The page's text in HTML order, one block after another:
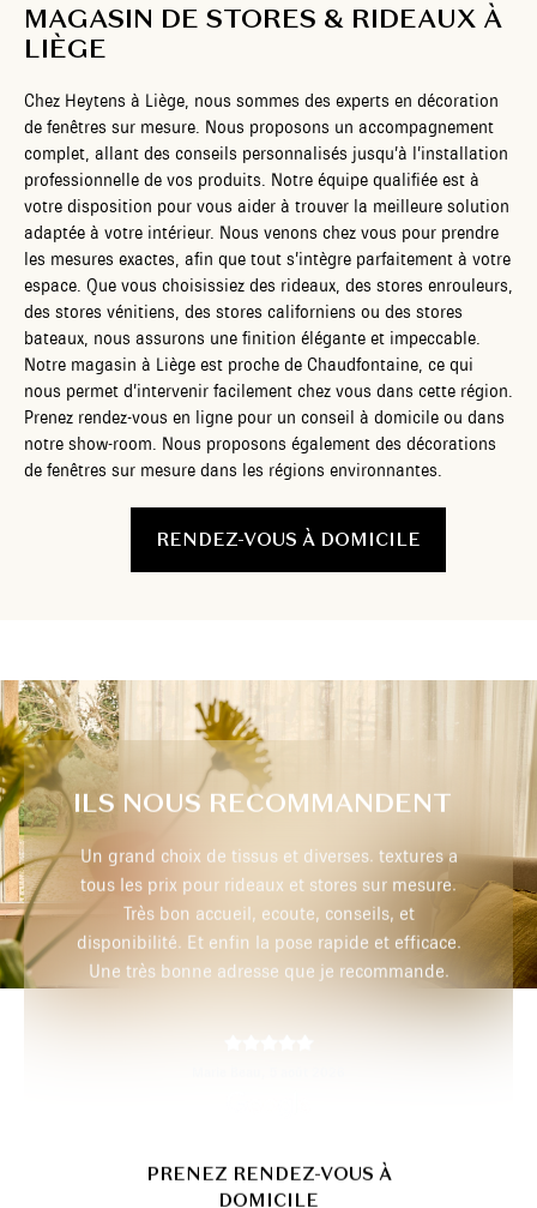
MAGASIN DE STORES & RIDEAUX À
LIÈGE
Chez Heytens à Liège, nous sommes des experts en décoration
de fenêtres sur mesure. Nous proposons un accompagnement
complet, allant des conseils personnalisés jusqu’à l’installation
professionnelle de vos produits. Notre équipe qualifiée est à
votre disposition pour vous aider à trouver la meilleure solution
adaptée à votre intérieur. Nous venons chez vous pour prendre
les mesures exactes, afin que tout s’intègre parfaitement à votre
espace. Que vous choisissiez des rideaux, des stores enrouleurs,
des stores vénitiens, des stores californiens ou des stores
bateaux, nous assurons une finition élégante et impeccable.
Notre magasin à Liège est proche de Chaudfontaine, ce qui
nous permet d’intervenir facilement chez vous dans cette région.
Prenez rendez-vous en ligne pour un conseil à domicile ou dans
notre show-room. Nous proposons également des décorations
de fenêtres sur mesure dans les régions environnantes.
RENDEZ-VOUS À DOMICILE
ILS NOUS RECOMMANDENT
a
et
Très professionnel, je recommande
29 juillet 2026